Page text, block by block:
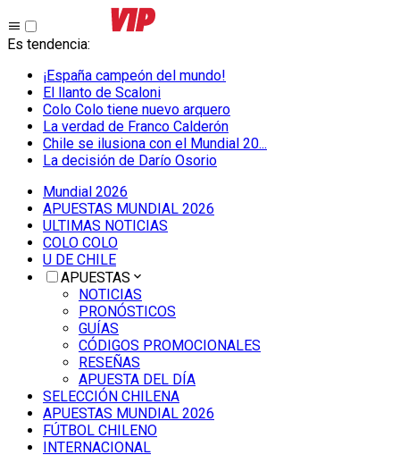
Es tendencia:
¡España campeón del mundo!
El llanto de Scaloni
Colo Colo tiene nuevo arquero
La verdad de Franco Calderón
Chile se ilusiona con el Mundial 20...
La decisión de Darío Osorio
Mundial 2026
APUESTAS MUNDIAL 2026
ULTIMAS NOTICIAS
COLO COLO
U DE CHILE
APUESTAS
NOTICIAS
PRONÓSTICOS
GUÍAS
CÓDIGOS PROMOCIONALES
RESEÑAS
APUESTA DEL DÍA
SELECCIÓN CHILENA
APUESTAS MUNDIAL 2026
FÚTBOL CHILENO
INTERNACIONAL